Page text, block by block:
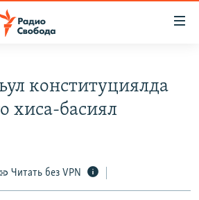
конституциялда
хиса-басиял
Читать без VPN